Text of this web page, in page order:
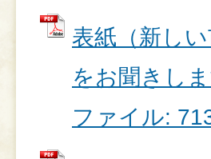
表紙（新し
をお聞きし
ファイル: